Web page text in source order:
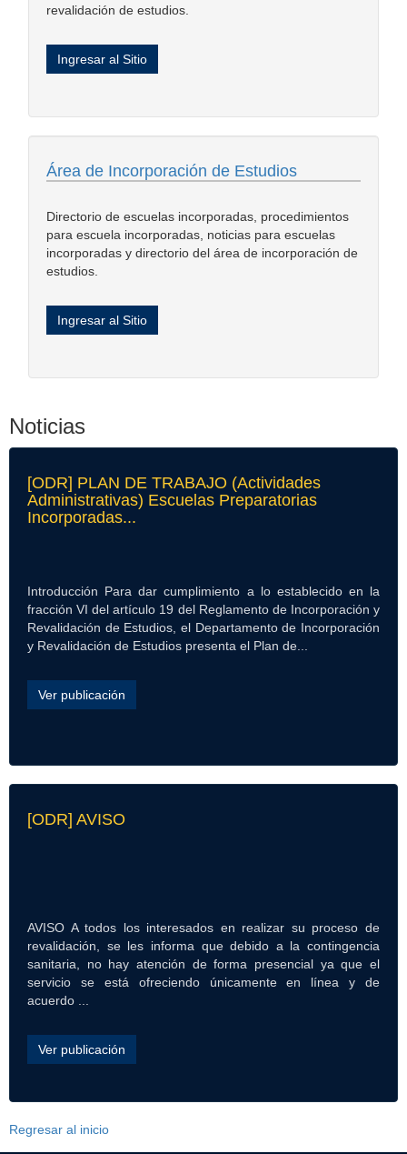
revalidación de estudios.
Ingresar al Sitio
Área de Incorporación de Estudios
Directorio de escuelas incorporadas, procedimientos
para escuela incorporadas, noticias para escuelas
incorporadas y directorio del área de incorporación de
estudios.
Ingresar al Sitio
Noticias
[ODR] PLAN DE TRABAJO (Actividades
Administrativas) Escuelas Preparatorias
Incorporadas...
Introducción Para dar cumplimiento a lo establecido en la
fracción VI del artículo 19 del Reglamento de Incorporación y
Revalidación de Estudios, el Departamento de Incorporación
y Revalidación de Estudios presenta el Plan de...
Ver publicación
[ODR] AVISO
AVISO A todos los interesados en realizar su proceso de
revalidación, se les informa que debido a la contingencia
sanitaria, no hay atención de forma presencial ya que el
servicio se está ofreciendo únicamente en línea y de
acuerdo ...
Ver publicación
Regresar al inicio